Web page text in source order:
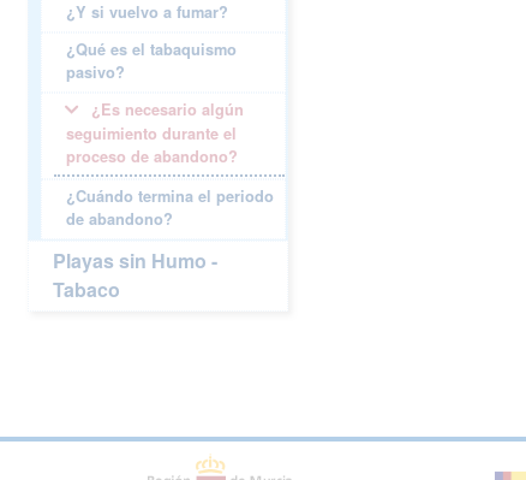
¿Y si vuelvo a fumar?
¿Qué es el tabaquismo
pasivo?
¿Es necesario algún
seguimiento durante el
proceso de abandono?
¿Cuándo termina el periodo
de abandono?
Playas sin Humo -
Tabaco